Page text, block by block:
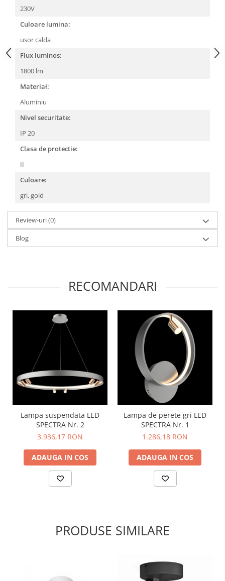
230V
Culoare lumina:
usor calda
Flux luminos:
1800 lm
Materiał:
Aluminiu
Nivel securitate:
IP 20
Clasa de protectie:
II
Culoare:
gri, gold
Review-uri(0)
Blog
RECOMANDARI
Lampa suspendata LED
SPECTRA Nr. 2
3.936,17 RON
ADAUGA IN COS
Lampa de perete gri LED
SPECTRA Nr. 1
1.286,18 RON
ADAUGA IN COS
PRODUSE SIMILARE